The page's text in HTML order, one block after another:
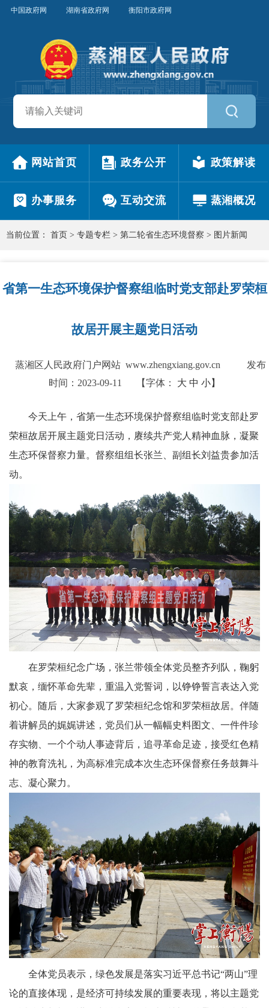
中国政府网 湖南省政府网 衡阳市政府网
网站首页 政务公开 政策解读
办事服务 互动交流 蒸湘概况
当前位置： 首页 > 专题专栏 > 第二轮省生态环境督察 > 图片新闻
省第一生态环境保护督察组临时党支部赴罗荣桓
故居开展主题党日活动
蒸湘区人民政府门户网站 www.zhengxiang.gov.cn
发布
时间：2023-09-11
【字体： 大 中 小】
今天上午，省第一生态环境保护督察组临时党支部赴罗
荣桓故居开展主题党日活动，赓续共产党人精神血脉，凝聚
生态环保督察力量。督察组组长张兰、副组长刘益贵参加活
动。
在罗荣桓纪念广场，张兰带领全体党员整齐列队，鞠躬
默哀，缅怀革命先辈，重温入党誓词，以铮铮誓言表达入党
初心。随后，大家参观了罗荣桓纪念馆和罗荣桓故居。伴随
着讲解员的娓娓讲述，党员们从一幅幅史料图文、一件件珍
存实物、一个个动人事迹背后，追寻革命足迹，接受红色精
神的教育洗礼，为高标准完成本次生态环保督察任务鼓舞斗
志、凝心聚力。
全体党员表示，绿色发展是落实习近平总书记“两山”理
论的直接体现，是经济可持续发展的重要表现，将以主题党